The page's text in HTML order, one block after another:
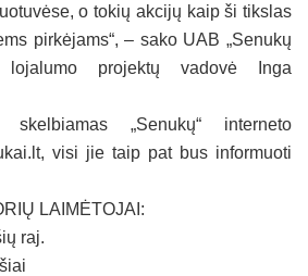
o tokių akcijų kaip ši tikslas
pirkėjams“, – sako UAB „Senukų
lojalumo projektų vadovė Inga
skelbiamas „Senukų“ interneto
visi jie taip pat bus informuoti
LAIMĖTOJAI:
raj.